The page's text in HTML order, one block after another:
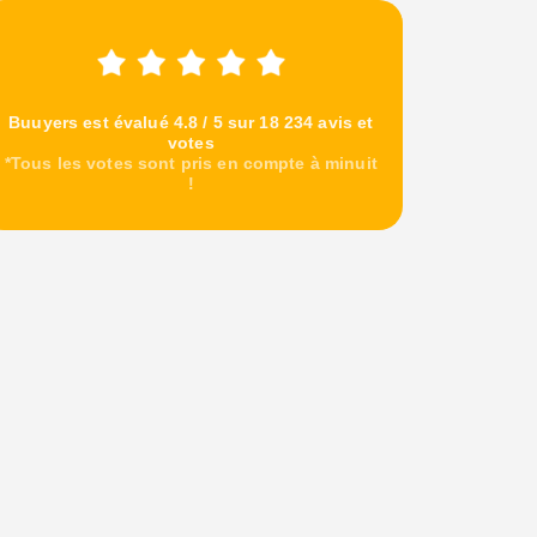
Buuyers est évalué 4.8 / 5 sur 18 234 avis et
votes
*Tous les votes sont pris en compte à minuit
!